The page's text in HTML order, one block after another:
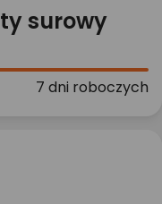
surowy
7 dni roboczych